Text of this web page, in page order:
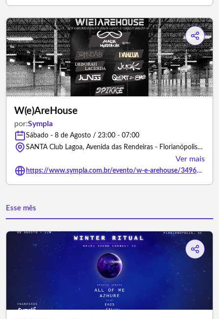
W(e)AreHouse
por:Sympla
Sábado - 8 de Agosto / 23:00 - 07:00
SANTA Club Lagoa, Avenida das Rendeiras - Florianópolis/Santa Catarina
Ver mais
https://www.sympla.com.br/evento/w-e-arehouse/3496309
Esse mês